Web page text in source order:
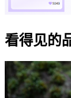
看得见的